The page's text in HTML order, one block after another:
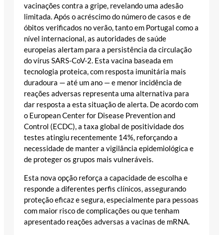
vacinações contra a gripe, revelando uma adesão
limitada. Após o acréscimo do número de casos e de
óbitos verificados no verão, tanto em Portugal como a
nível internacional, as autoridades de saúde
europeias alertam para a persistência da circulação
do vírus SARS-CoV-2. Esta vacina baseada em
tecnologia proteica, com resposta imunitária mais
duradoura — até um ano — e menor incidência de
reações adversas representa uma alternativa para
dar resposta a esta situação de alerta. De acordo com
o European Center for Disease Prevention and
Control (ECDC), a taxa global de positividade dos
testes atingiu recentemente 14%, reforçando a
necessidade de manter a vigilância epidemiológica e
de proteger os grupos mais vulneráveis.
Esta nova opção reforça a capacidade de escolha e
responde a diferentes perfis clínicos, assegurando
proteção eficaz e segura, especialmente para pessoas
com maior risco de complicações ou que tenham
apresentado reações adversas a vacinas de mRNA.